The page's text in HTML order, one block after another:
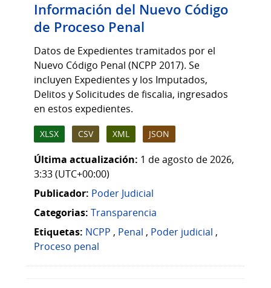
Información del Nuevo Código
de Proceso Penal
Datos de Expedientes tramitados por el
Nuevo Código Penal (NCPP 2017). Se
incluyen Expedientes y los Imputados,
Delitos y Solicitudes de fiscalia, ingresados
en estos expedientes.
XLSX CSV XML JSON
Última actualización: 1 de agosto de 2026,
3:33 (UTC+00:00)
Publicador: Poder Judicial
Categorias: Transparencia
Etiquetas: NCPP , Penal , Poder judicial ,
Proceso penal